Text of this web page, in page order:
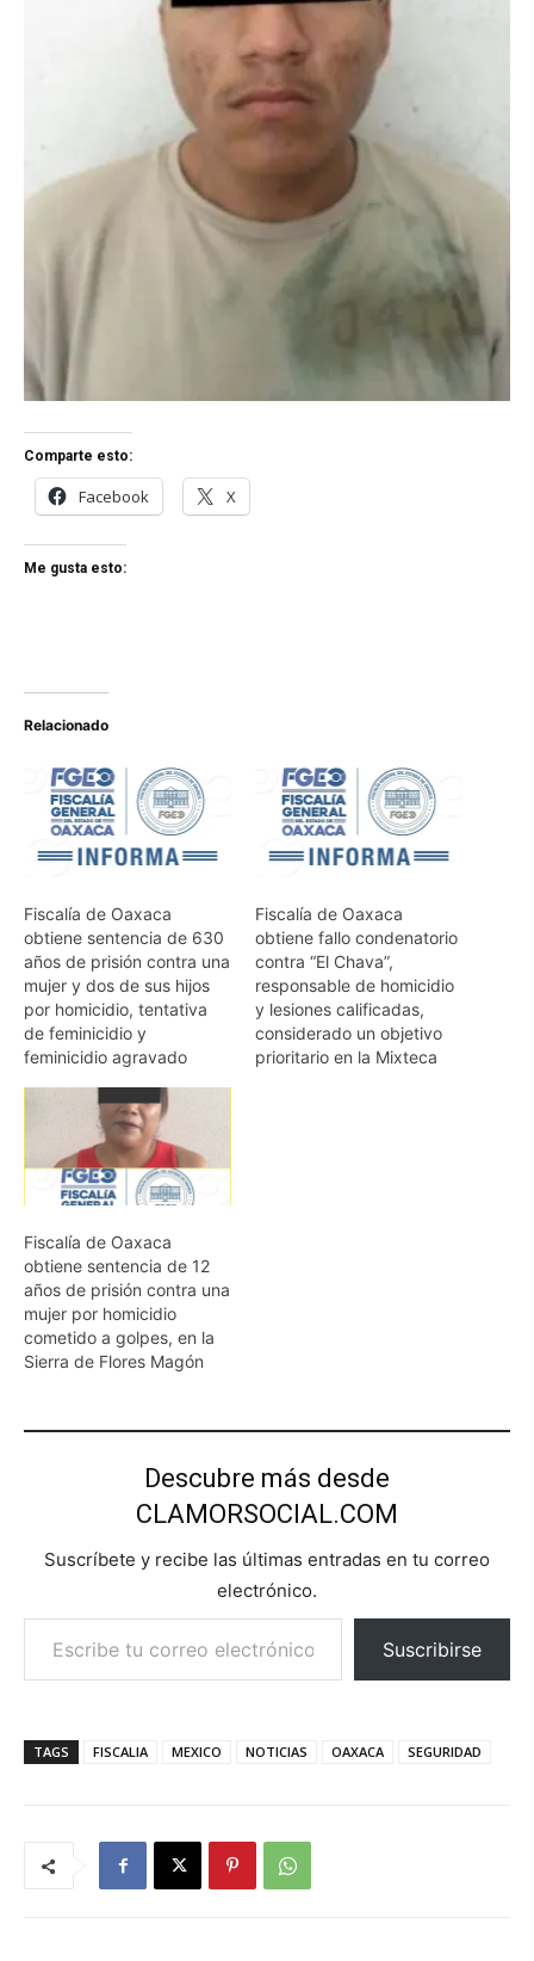
Comparte esto:
Facebook X
Me gusta esto:
Relacionado
Fiscalía de Oaxaca
obtiene sentencia de 630
años de prisión contra una
mujer y dos de sus hijos
por homicidio, tentativa
de feminicidio y
feminicidio agravado
Fiscalía de Oaxaca
obtiene fallo condenatorio
contra “El Chava”,
responsable de homicidio
y lesiones calificadas,
considerado un objetivo
prioritario en la Mixteca
Fiscalía de Oaxaca
obtiene sentencia de 12
años de prisión contra una
mujer por homicidio
cometido a golpes, en la
Sierra de Flores Magón
Descubre más desde
CLAMORSOCIAL.COM
Suscríbete y recibe las últimas entradas en tu correo
electrónico.
Escribe tu correo electrónico…
Suscribirse
TAGS FISCALIA MEXICO NOTICIAS OAXACA SEGURIDAD